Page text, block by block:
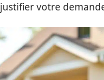
votre